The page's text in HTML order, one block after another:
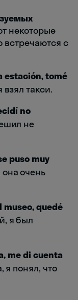
некоторые
встречаются с
estación, tomé
такси.
no
не
puso muy
очень
museo, quedé
я был
me di cuenta
понял, что